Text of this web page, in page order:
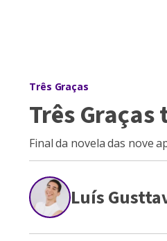
Três Graças
Três
Final da novela das nove
Luís